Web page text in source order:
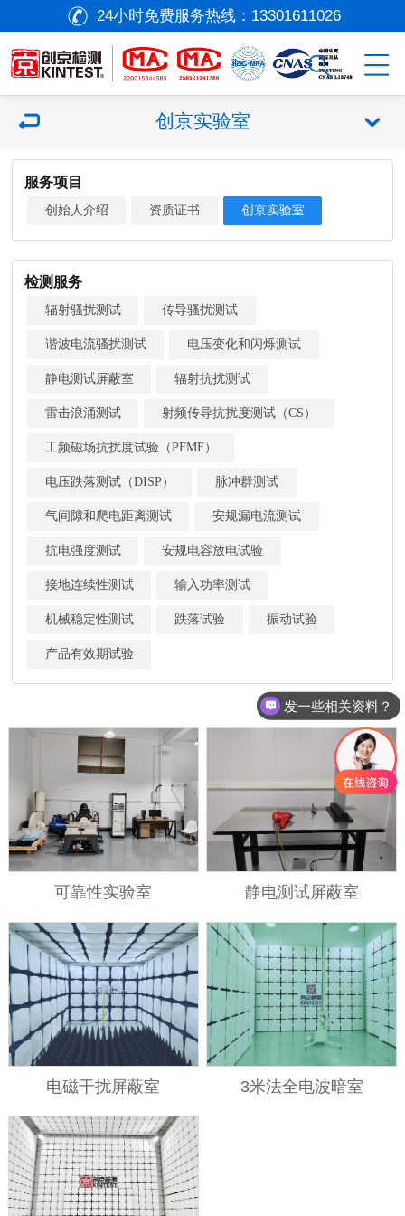
24小时免费服务热线： 13301611026
创京实验室
服务项目
创始人介绍 资质证书 创京实验室
检测服务
辐射骚扰测试 传导骚扰测试
谐波电流骚扰测试 电压变化和闪烁测试
静电测试屏蔽室 辐射抗扰测试
雷击浪涌测试 射频传导抗扰度测试（CS）
工频磁场抗扰度试验（PFMF）
电压跌落测试（DISP） 脉冲群测试
气间隙和爬电距离测试 安规漏电流测试
抗电强度测试 安规电容放电试验
接地连续性测试 输入功率测试
机械稳定性测试 跌落试验 振动试验
产品有效期试验
可靠性实验室 静电测试屏蔽室
电磁干扰屏蔽室 3米法全电波暗室
发一些相关资料？